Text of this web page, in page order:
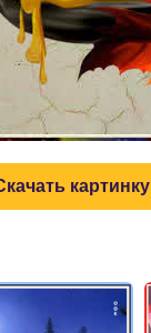
картинку